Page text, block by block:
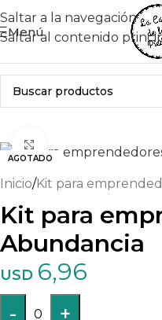
Saltar a la navegación
Saltar al contenido
Menú
AGOTADO
Haga clic para
Inicio/Kit para
Kit para
Abundancia
USD 6,96
- 0 +